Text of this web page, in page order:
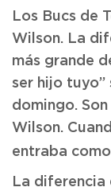
Los Bucs de
Wilson. La
más grande
ser hijo tuyo”
domingo.
Wilson.
entraba
La diferencia